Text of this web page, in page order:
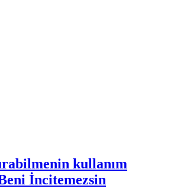
kullanım
İncitemezsin